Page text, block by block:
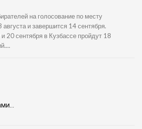
на голосование по месту
и завершится 14 сентября.
20 сентября в Кузбассе пройдут 18